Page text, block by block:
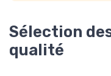
Sélection
qualité